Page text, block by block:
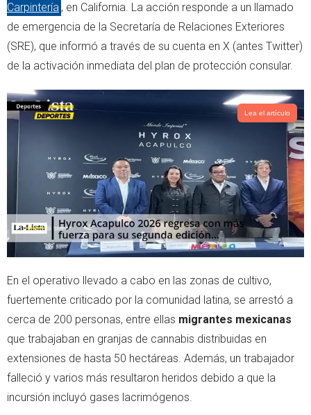
Carpintería , en California. La acción responde a un llamado
de emergencia de la Secretaría de Relaciones Exteriores
(SRE), que informó a través de su cuenta en X (antes Twitter)
de la activación inmediata del plan de protección consular.
Lea el artículo
En el operativo llevado a cabo en las zonas de cultivo,
fuertemente criticado por la comunidad latina, se arrestó a
cerca de 200 personas, entre ellas migrantes mexicanas
que trabajaban en granjas de cannabis distribuidas en
extensiones de hasta 50 hectáreas. Además, un trabajador
falleció y varios más resultaron heridos debido a que la
incursión incluyó gases lacrimógenos.